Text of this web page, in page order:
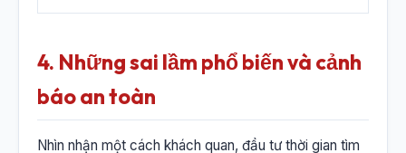
4. Những sai lầm phổ biến và cảnh
báo an toàn
Nhìn nhận một cách khách quan, đầu tư thời gian tìm